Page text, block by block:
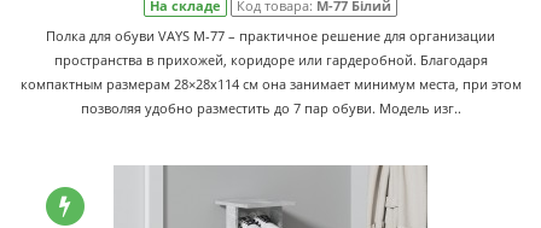
На складе Код товара: M-77 Білий
Полка для обуви VAYS M-77 – практичное решение для организации
пространства в прихожей, коридоре или гардеробной. Благодаря
компактным размерам 28×28x114 см она занимает минимум места, при этом
позволяя удобно разместить до 7 пар обуви. Модель изг..